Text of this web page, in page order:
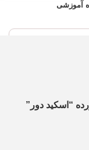
آموزشی
“اسکید دور”